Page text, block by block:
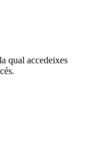
qual accedeixes